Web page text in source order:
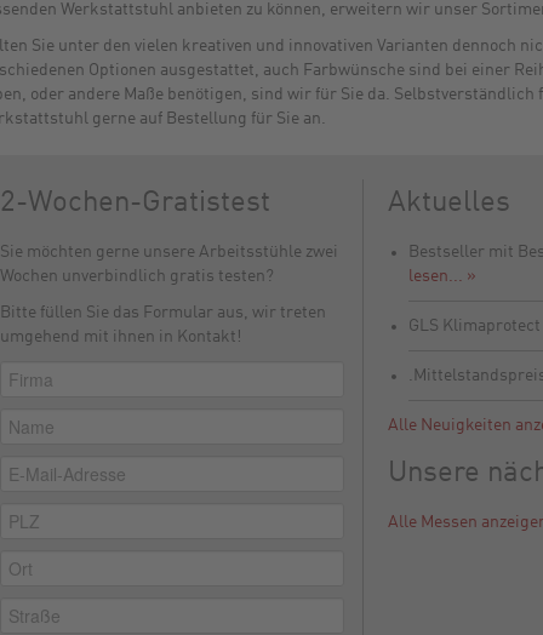
Werkstattstuhl anbieten zu können, erweitern wir unser
Sie unter den vielen kreativen und innovativen Varianten dennoch
Optionen ausgestattet, auch Farbwünsche sind bei einer
oder andere Maße benötigen, sind wir für Sie da.
gerne auf Bestellung für Sie an.
2-Wochen-Gratistest
Sie möchten gerne unsere Arbeitsstühle zwei
Wochen unverbindlich gratis testen?
Bitte füllen Sie das Formular aus, wir treten
umgehend mit ihnen in Kontakt!
Aktuelles
Bestseller mit
lesen... »
GLS Klimaprotect
Alle Neuigkeiten
Unsere
Alle Messen